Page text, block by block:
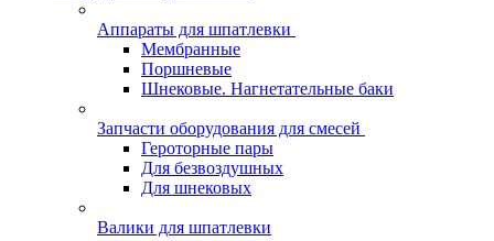
Аппараты для шпатлевки
Мембранные
Поршневые
Шнековые. Нагнетательные баки
Запчасти оборудования для смесей
Героторные пары
Для безвоздушных
Для шнековых
Валики для шпатлевки